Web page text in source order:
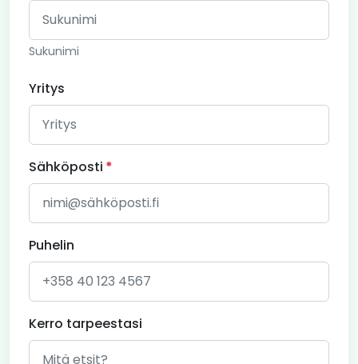
Sukunimi
Yritys
Sähköposti
Puhelin
Kerro tarpeestasi